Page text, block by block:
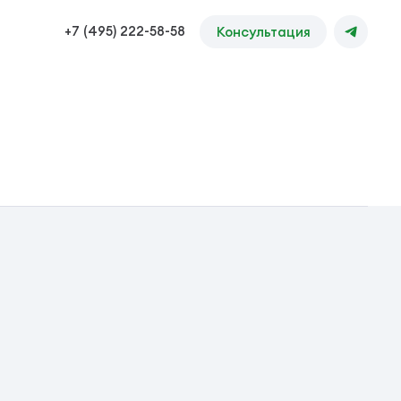
+7 (495) 222-58-58 Консультация